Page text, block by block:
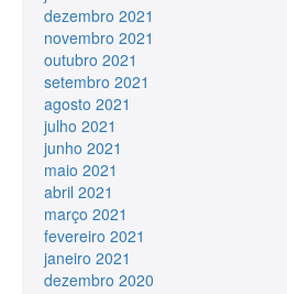
dezembro 2021
novembro 2021
outubro 2021
setembro 2021
agosto 2021
julho 2021
junho 2021
maio 2021
abril 2021
março 2021
fevereiro 2021
janeiro 2021
dezembro 2020